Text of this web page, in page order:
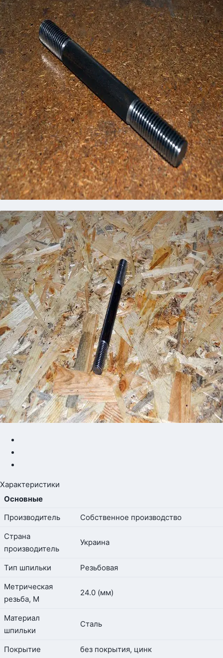
Характеристики
Основные
Производитель
Собственное производство
Страна
производитель
Украина
Тип шпильки
Резьбовая
Метрическая
резьба, М
24.0 (мм)
Материал
шпильки
Сталь
Покрытие без покрытия, цинк